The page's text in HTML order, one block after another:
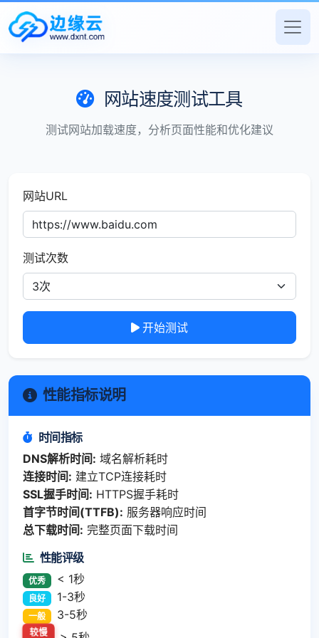
网站速度测试工具
测试网站加载速度，分析页面性能和优化建议
网站URL
测试次数
开始测试
性能指标说明
时间指标
DNS解析时间: 域名解析耗时
连接时间: 建立TCP连接耗时
SSL握手时间: HTTPS握手耗时
首字节时间(TTFB): 服务器响应时间
总下载时间: 完整页面下载时间
性能评级
优秀 < 1秒
良好 1-3秒
一般 3-5秒
较慢